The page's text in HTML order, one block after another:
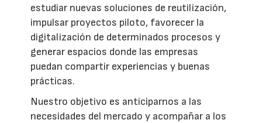
estudiar nuevas soluciones de reutilización,
impulsar proyectos piloto, favorecer la
digitalización de determinados procesos y
generar espacios donde las empresas
puedan compartir experiencias y buenas
prácticas.
Nuestro objetivo es anticiparnos a las
necesidades del mercado y acompañar a los